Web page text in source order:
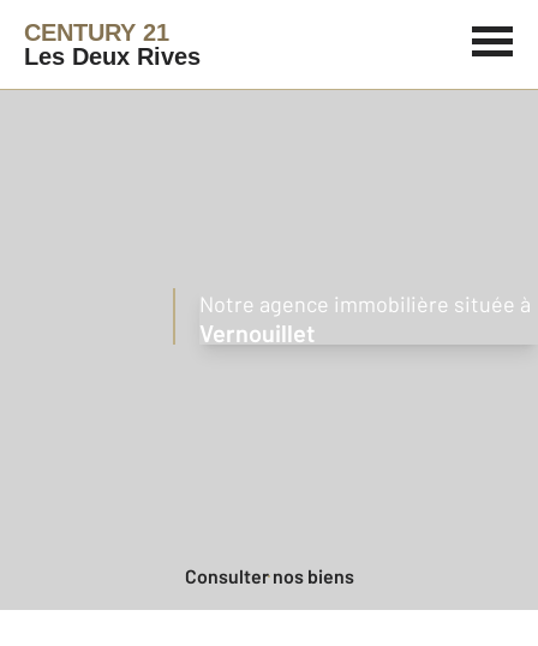
CENTURY 21
Les Deux Rives
Notre agence immobilière située à
Vernouillet
Consulter nos biens